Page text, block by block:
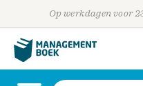
Op werkdagen voor